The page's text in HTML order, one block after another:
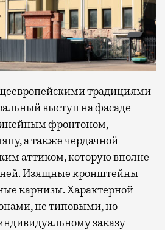
традициями
выступ на фасаде
фронтоном,
а также чердачной
аттиком, которую вполне
Изящные кронштейны
карнизы. Характерной
не типовыми, но
заказу